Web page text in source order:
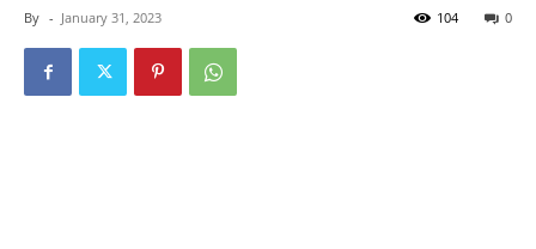
By - January 31, 2023 0
104